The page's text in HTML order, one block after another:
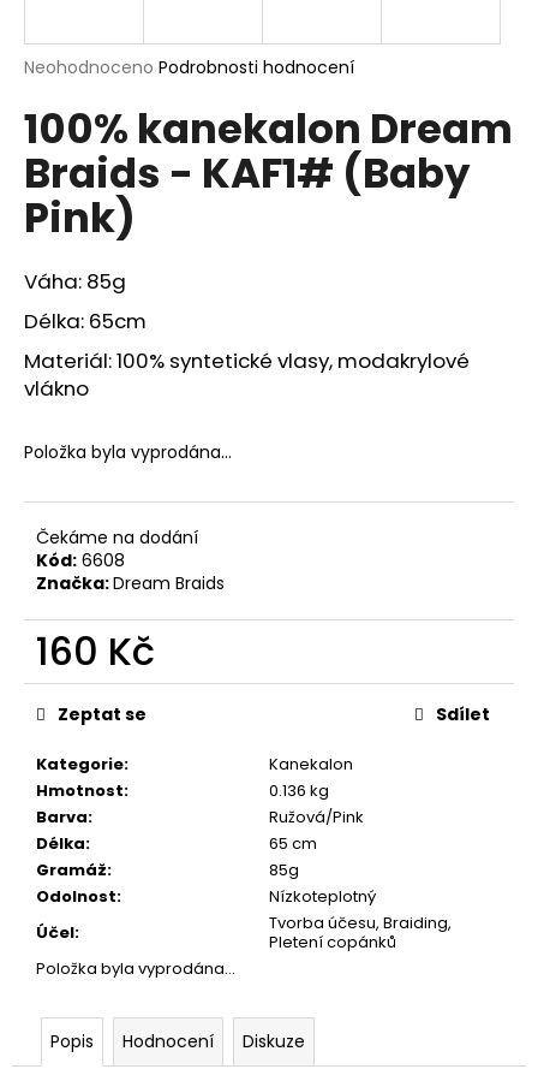
Průměrné
produktu
0,0
5
hvězdiček.
Neohodnoceno Podrobnosti hodnocení
100% kanekalon Dream
Braids - KAF1# (Baby
Pink)
Váha: 85g
Délka: 65cm
Materiál: 100% syntetické vlasy, modakrylové
vlákno
Položka byla vyprodána…
Čekáme na dodání
Kód: 6608
Značka:Dream Braids
160 Kč
Měrná
cena:
Kategorie:
Kanekalon
Hmotnost:
0.136 kg
Barva:
Ružová/Pink
Délka:
65 cm
Gramáž:
85g
Odolnost:
Nízkoteplotný
Účel:
Tvorba účesu, Braiding,
Pletení copánků
Položka byla vyprodána…
Zeptat se Sdílet
Popis Hodnocení Diskuze
j
t
?
D
o
č
u
e
m
e